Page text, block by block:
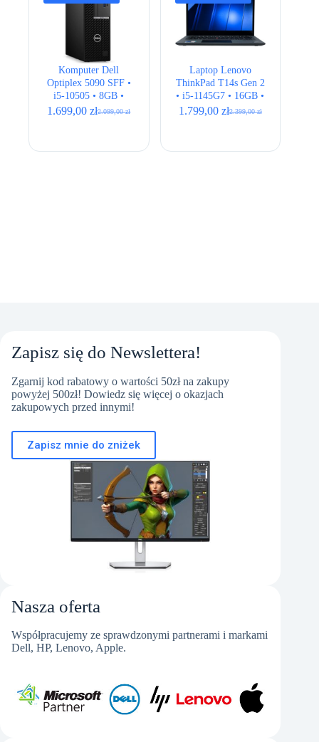
Komputer Dell
Optiplex 5090 SFF •
i5-10505 • 8GB •
256GB SSD + 500GB
2.099,00zł
Pierwotna
2.099,00 zł.
1.699,00zł
Aktualna
1.699,00 zł.
Laptop Lenovo
ThinkPad T14s Gen 2
• i5-1145G7 • 16GB •
256GB • Intel Iris Xe
2.399,00zł
Pierwotna
2.399,00 zł.
1.799,00 zł
Aktualna
1.799,00 zł.
Zapisz się do Newslettera!
Zgarnij kod rabatowy o wartości 50zł na zakupy
powyżej 500zł! Dowiedz się więcej o okazjach
zakupowych przed innymi!
Zapisz mnie do zniżek
Nasza oferta
Współpracujemy ze sprawdzonymi partnerami i markami
Dell, HP, Lenovo, Apple.